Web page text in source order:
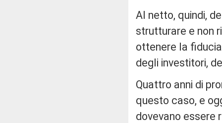
Al netto, quindi,
strutturare e non
ottenere la
degli investitori,
Quattro anni di
questo caso, e
dovevano essere